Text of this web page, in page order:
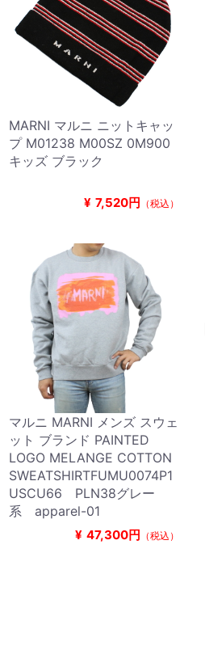
MARNI マルニ ニットキャッ
プ M01238 M00SZ 0M900
キッズ ブラック
¥ 7,520円 （税込）
マルニ MARNI メンズ スウェ
ット ブランド PAINTED
LOGO MELANGE COTTON
SWEATSHIRTFUMU0074P1
USCU66 PLN38グレー
系 apparel-01
¥ 47,300円 （税込）